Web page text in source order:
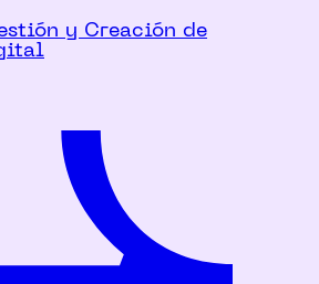
y Creación de